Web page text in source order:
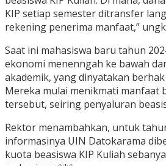
KIP setiap semester ditransfer
rekening penerima manfaat,”
Saat ini mahasiswa baru tahun
ekonomi menenngah ke bawah
akademik, yang dinyatakan
Mereka mulai menikmati manfaat
tersebut, seiring penyaluran
Rektor menambahkan, untuk
informasinya UIN Datokarama
kuota beasiswa KIP Kuliah